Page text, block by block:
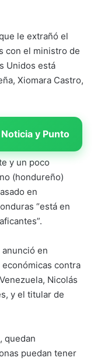
le extrañó el
con el ministro de
Unidos está
Xiomara Castro,
y Punto
y un poco
(hondureño)
en
“está en
anunció en
contra
Nicolás
y el titular de
quedan
puedan tener